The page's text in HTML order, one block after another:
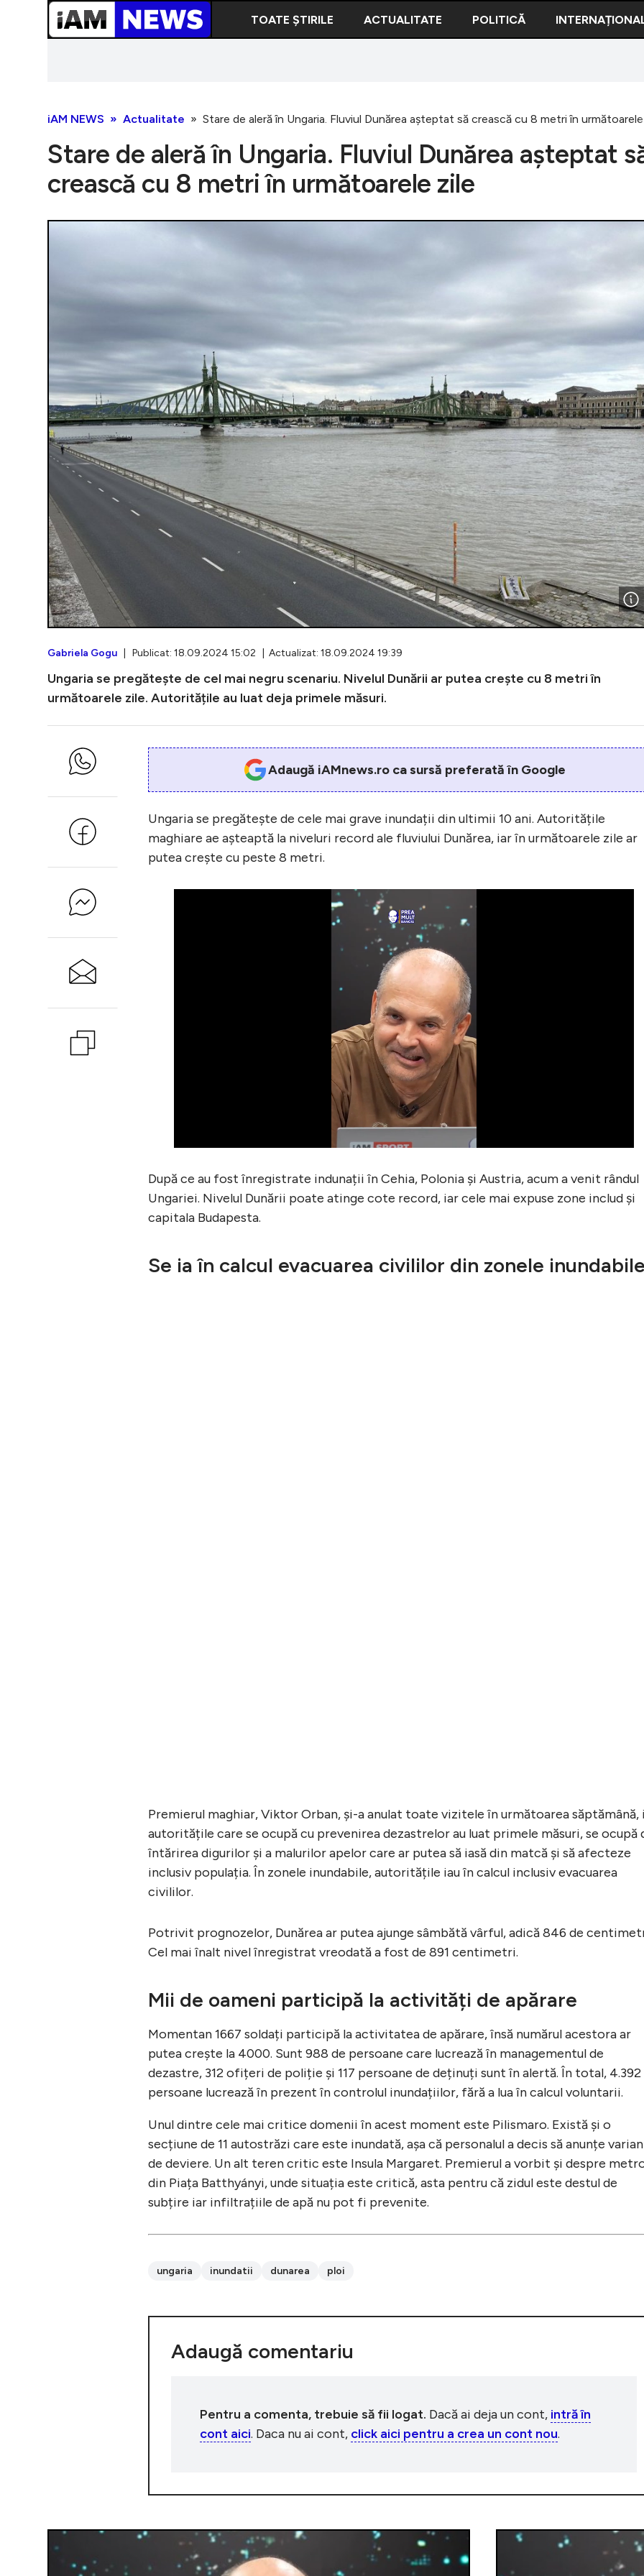
TOATE ȘTIRILE ACTUALITATE POLITICĂ
iAM NEWS Actualitate Stare de aleră în Ungaria. Fluviul Dunărea așteptat să crească cu 8 metri în următoarele
Stare de aleră în Ungaria. Fluviul Dunărea așteptat
crească cu 8 metri în următoarele zile
Gabriela Gogu | Publicat: 18.09.2024 15:02 | Actualizat: 18.09.2024 19:39
Ungaria se pregătește de cel mai negru scenariu. Nivelul Dunării ar putea crește cu 8 metri în
următoarele zile. Autoritățile au luat deja primele măsuri.
Adaugă iAMnews.ro ca sursă preferată în Google
Ungaria se pregătește de cele mai grave inundații din ultimii 10 ani. Autoritățile
maghiare ae așteaptă la niveluri record ale fluviului Dunărea, iar în următoarele zile ar
putea crește cu peste 8 metri.
După ce au fost înregistrate indunații în Cehia, Polonia și Austria, acum a venit rândul
Ungariei. Nivelul Dunării poate atinge cote record, iar cele mai expuse zone includ și
capitala Budapesta.
Se ia în calcul evacuarea civililor din zonele inundabile
Premierul maghiar, Viktor Orban, și-a anulat toate vizitele în următoarea săptămână,
autoritățile care se ocupă cu prevenirea dezastrelor au luat primele măsuri, se ocupă
întărirea digurilor și a malurilor apelor care ar putea să iasă din matcă și să afecteze
inclusiv populația. În zonele inundabile, autoritățile iau în calcul inclusiv evacuarea
civililor.
Potrivit prognozelor, Dunărea ar putea ajunge sâmbătă vârful, adică 846 de
Cel mai înalt nivel înregistrat vreodată a fost de 891 centimetri.
Mii de oameni participă la activități de apărare
Momentan 1667 soldați participă la activitatea de apărare, însă numărul acestora ar
putea crește la 4000. Sunt 988 de persoane care lucrează în managementul de
dezastre, 312 ofițeri de poliție și 117 persoane de deținuți sunt în alertă. În total, 4.392
persoane lucrează în prezent în controlul inundațiilor, fără a lua în calcul voluntarii.
Unul dintre cele mai critice domenii în acest moment este Pilismaro. Există și o
secțiune de 11 autostrăzi care este inundată, așa că personalul a decis să anunțe
de deviere. Un alt teren critic este Insula Margaret. Premierul a vorbit și despre
din Piața Batthyányi, unde situația este critică, asta pentru că zidul este destul de
subțire iar infiltrațiile de apă nu pot fi prevenite.
ungaria inundatii dunarea ploi
Adaugă comentariu
Pentru a comenta, trebuie să fii logat. Dacă ai deja un cont, intră în
cont aici. Daca nu ai cont, click aici pentru a crea un cont nou.